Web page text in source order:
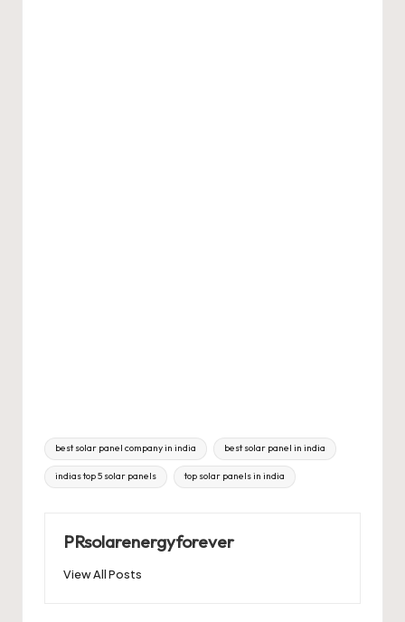
Tags:
best solar panel company in india best solar panel in india
indias top 5 solar panels top solar panels in india
PRsolarenergyforever
View All Posts